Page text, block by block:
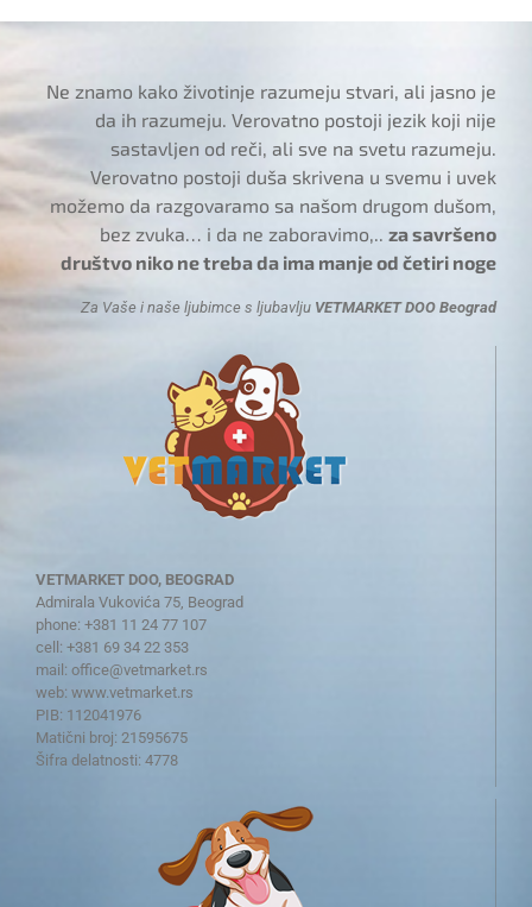
Ne znamo kako životinje razumeju stvari, ali jasno je
da ih razumeju. Verovatno postoji jezik koji nije
sastavljen od reči, ali sve na svetu razumeju.
Verovatno postoji duša skrivena u svemu i uvek
možemo da razgovaramo sa našom drugom dušom,
bez zvuka… i da ne zaboravimo,..za savršeno
društvo niko ne treba da ima manje od četiri noge
Za Vaše i naše ljubimce s ljubavlju VETMARKET DOO Beograd
VETMARKET DOO, BEOGRAD
Admirala Vukovića 75, Beograd
phone: +381 11 24 77 107
cell: +381 69 34 22 353
mail: office@vetmarket.rs
web: www.vetmarket.rs
PIB: 112041976
Matični broj: 21595675
Šifra delatnosti: 4778